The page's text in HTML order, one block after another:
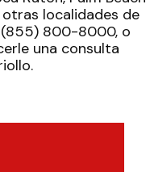
localidades de
(855) 800-8000, o
una consulta